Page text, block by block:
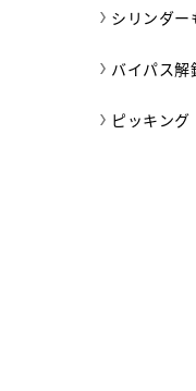
シリンダ
バイパス
ピッキング